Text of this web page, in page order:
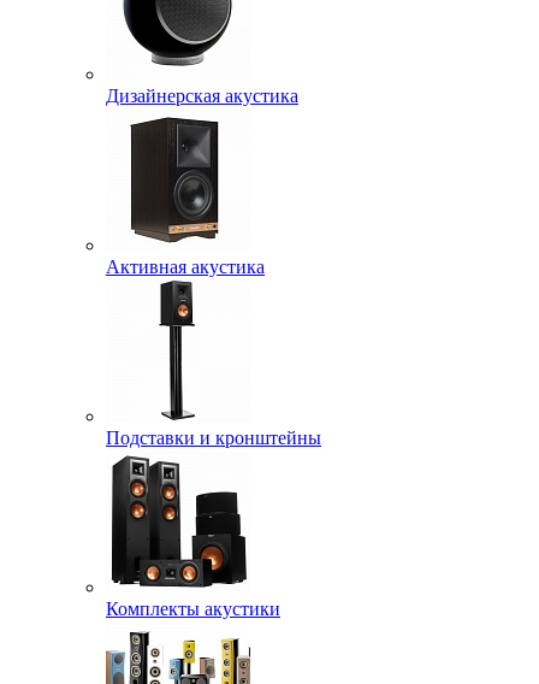
Дизайнерская акустика
Активная акустика
Подставки и кронштейны
Комплекты акустики